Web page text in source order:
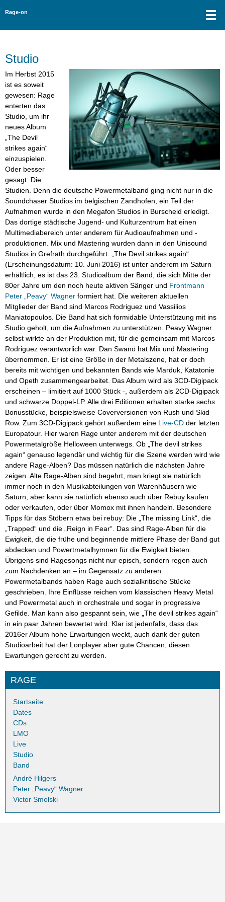
Rage-on
Studio
Im Herbst 2015
ist es soweit
gewesen: Rage
enterten das
Studio, um ihr
neues Album
„The Devil
strikes again“
einzuspielen.
Oder besser
gesagt: Die
Studien. Denn die deutsche Powermetalband ging nicht nur in die
Soundchaser Studios im belgischen Zandhofen, ein Teil der
Aufnahmen wurde in den Megafon Studios in Burscheid erledigt.
Das dortige städtische Jugend- und Kulturzentrum hat einen
Multimediabereich unter anderem für Audioaufnahmen und -
produktionen. Mix und Mastering wurden dann in den Unisound
Studios in Grefrath durchgeführt. „The Devil strikes again“
(Erscheinungsdatum: 10. Juni 2016) ist unter anderem im Saturn
erhältlich, es ist das 23. Studioalbum der Band, die sich Mitte der
80er Jahre um den noch heute aktiven Sänger und Frontmann
Peter „Peavy“ Wagner formiert hat. Die weiteren aktuellen
Mitglieder der Band sind Marcos Rodriguez und Vassilios
Maniatopoulos. Die Band hat sich formidable Unterstützung mit ins
Studio geholt, um die Aufnahmen zu unterstützen. Peavy Wagner
selbst wirkte an der Produktion mit, für die gemeinsam mit Marcos
Rodriguez verantworlich war. Dan Swanö hat Mix und Mastering
übernommen. Er ist eine Größe in der Metalszene, hat er doch
bereits mit wichtigen und bekannten Bands wie Marduk, Katatonie
und Opeth zusammengearbeitet. Das Album wird als 3CD-Digipack
erscheinen – limitiert auf 1000 Stück -, außerdem als 2CD-Digipack
und schwarze Doppel-LP. Alle drei Editionen erhalten starke sechs
Bonusstücke, beispielsweise Coverversionen von Rush und Skid
Row. Zum 3CD-Digipack gehört außerdem eine Live-CD der letzten
Europatour. Hier waren Rage unter anderem mit der deutschen
Powermetalgröße Helloween unterwegs. Ob „The devil strikes
again“ genauso legendär und wichtig für die Szene werden wird wie
andere Rage-Alben? Das müssen natürlich die nächsten Jahre
zeigen. Alte Rage-Alben sind begehrt, man kriegt sie natürlich
immer noch in den Musikabteilungen von Warenhäusern wie
Saturn, aber kann sie natürlich ebenso auch über Rebuy kaufen
oder verkaufen, oder über Momox mit ihnen handeln. Besondere
Tipps für das Stöbern etwa bei rebuy: Die „The missing Link“, die
„Trapped“ und die „Reign in Fear“. Das sind Rage-Alben für die
Ewigkeit, die die frühe und beginnende mittlere Phase der Band gut
abdecken und Powertmetalhymnen für die Ewigkeit bieten.
Übrigens sind Ragesongs nicht nur episch, sondern regen auch
zum Nachdenken an – im Gegensatz zu anderen
Powermetalbands haben Rage auch sozialkritische Stücke
geschrieben. Ihre Einflüsse reichen vom klassischen Heavy Metal
und Powermetal auch in orchestrale und sogar in progressive
Gefilde. Man kann also gespannt sein, wie „The devil strikes again“
in ein paar Jahren bewertet wird. Klar ist jedenfalls, dass das
2016er Album hohe Erwartungen weckt, auch dank der guten
Studioarbeit hat der Lonplayer aber gute Chancen, diesen
Ewartungen gerecht zu werden.
RAGE
Startseite
Dates
CDs
LMO
Live
Studio
Band
André Hilgers
Peter „Peavy“ Wagner
Victor Smolski